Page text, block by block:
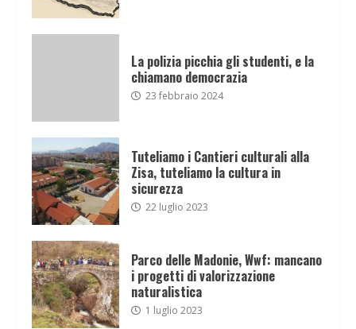
La polizia picchia gli studenti, e la
chiamano democrazia
23 febbraio 2024
Tuteliamo i Cantieri culturali alla
Zisa, tuteliamo la cultura in
sicurezza
22 luglio 2023
Parco delle Madonie, Wwf: mancano
i progetti di valorizzazione
naturalistica
1 luglio 2023